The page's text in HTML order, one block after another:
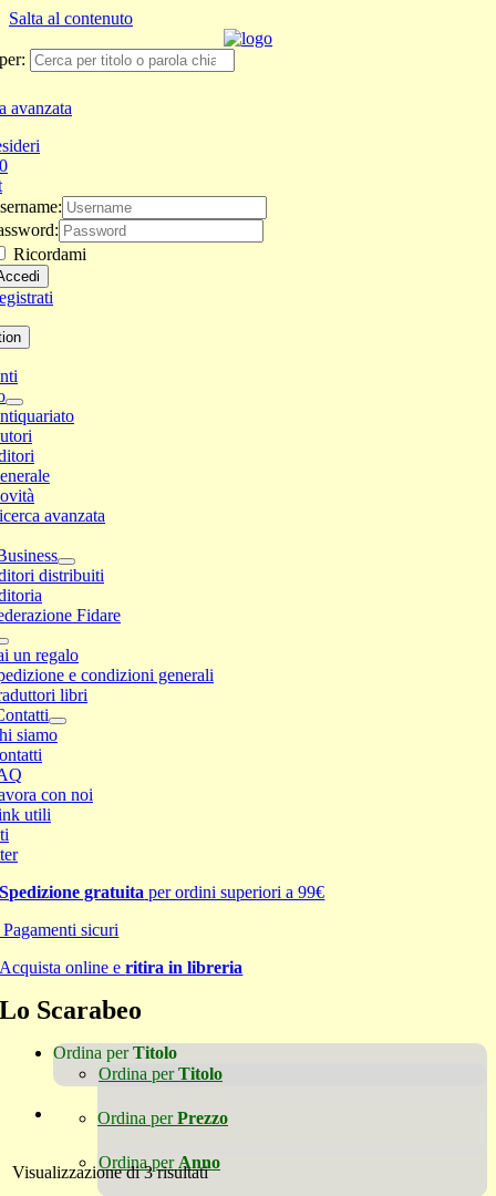
Salta al contenuto
avanzata
0
Ricordami
avanzata
distribuiti
Fidare
un regalo
e condizioni generali
libri
siamo
con noi
utili
Spedizione gratuita per ordini superiori a 99€
Pagamenti sicuri
Acquista online eritira in libreria
Lo Scarabeo
Ordina perTitolo
Ordina perTitolo
Ordina perPrezzo
Ordina per Anno
Visualizzazione di 3 risultati